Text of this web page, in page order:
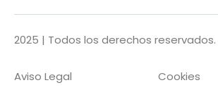
2025 | Todos los derechos reservados.
Aviso Legal Cookies